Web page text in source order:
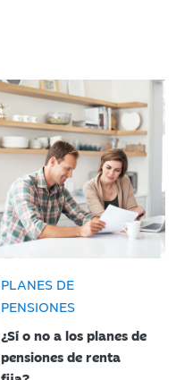
PLANES DE
PENSIONES
¿Sí o no a los planes de
pensiones de renta